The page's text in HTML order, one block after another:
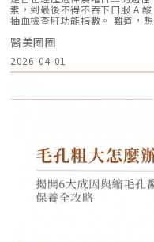
膚保濕度提升與質感柔嫩。完
度明顯改善，效果可維持數月
關。針對肌膚老化較嚴重的患者
效符合期待。為何完成完整療
成三次療程後，可促進皮膚彈力
約在施打後28天開始減少。儘
續約3個月左右。隨著時間流
低，肌膚質感可能回復至治療
胞活力下降，因此建議每3至4
健康。一項針對40至65歲受
隔30天）後，在1個月與4個月
升，且效果可維持至少4個月
緻，印證持續治療的重要性。
菲洛療程前後注意事項術前：
E） 治療當天避免化妝、飲酒
24小時內避免按摩施打部位 三
熱敷與刺激性護膚產品 建議加
與風險Profhilo屬於非交聯玻
作用相對少。常見輕微反應包
（數日內可自行消退） 極少數
內緩解※ 選擇合法診所與原廠
緻」，若能搭配美音二代
更全面。2.3 脂肪下移型（贅肉
塊肉，或是出現明顯的雙下巴。
脂肪組織產生的微熱效應來進行
三、 關於痛感與效果：二代真
痛，是真的嗎？」這是許多客人
量輸出極為強悍扎實，對某些
Ultherapy Prime（美音二代
大幅優化了「舒適度」。3.1
型與頻率，使熱能釋放更加穩
顯著提升，不再需要像早期那
織受熱收縮，會有 10-20% 的
個月，隨著膠原蛋白的大量新
生活作息下，一次優良的治療
處方箋：美音二代的精準佈點
持：條數不是越多越好，精準
（臉凹），過少則無感。在辰
程度，規劃專屬的能量地圖。以
更好的「精緻度」，我常會建
素，到最後不得不吞下口服 A
抽血檢查肝功能指數。 難道，
代價嗎？ 隨著醫學美容科技的
全球首款獲得美國 FDA 認證，
痘雷射 正式問世。它主打不需
1726nm 波長雷射，從根源「
全面深入了解 AviClear 戰痘雷
節以及真實的術後效果，幫助
痘痘總是反覆發作？看懂萬惡
前，我們必須先了解痘痘（痤
包含四大關鍵： 皮脂分泌過盛
脂腺製造出過多的油脂。 毛囊
混合後堵塞毛孔，形成粉刺。
菌（C. acnes）的溫床，細菌
反應，導致紅腫、化膿，形成
中，「皮脂分泌過盛」是啟動
抗生素主要針對殺菌；外用酸
制皮脂腺分泌，這也是為什麼
器。然而，口服 A 酸伴隨著全
生，就是為了一次解決這個痛
效地控制皮脂腺？什麼是
醫美圈圈
2026-04-01